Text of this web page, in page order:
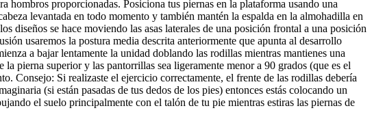
hombros proporcionadas. Posiciona tus piernas en la plataforma usando una
levantada en todo momento y también mantén la espalda en la almohadilla en
diseños se hace moviendo las asas laterales de una posición frontal a una posición
usaremos la postura media descrita anteriormente que apunta al desarrollo
a bajar lentamente la unidad doblando las rodillas mientras mantienes una
pierna superior y las pantorrillas sea ligeramente menor a 90 grados (que es el
Consejo: Si realizaste el ejercicio correctamente, el frente de las rodillas debería
(si están pasadas de tus dedos de los pies) entonces estás colocando un
el suelo principalmente con el talón de tu pie mientras estiras las piernas de